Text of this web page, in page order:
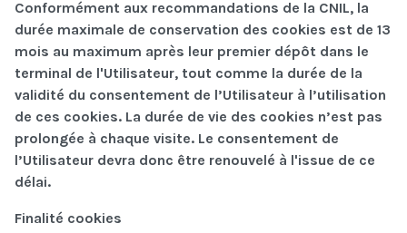
Conformément aux recommandations de la CNIL, la
durée maximale de conservation des cookies est de 13
mois au maximum après leur premier dépôt dans le
terminal de l'Utilisateur, tout comme la durée de la
validité du consentement de l’Utilisateur à l’utilisation
de ces cookies. La durée de vie des cookies n’est pas
prolongée à chaque visite. Le consentement de
l’Utilisateur devra donc être renouvelé à l'issue de ce
délai.
Finalité cookies